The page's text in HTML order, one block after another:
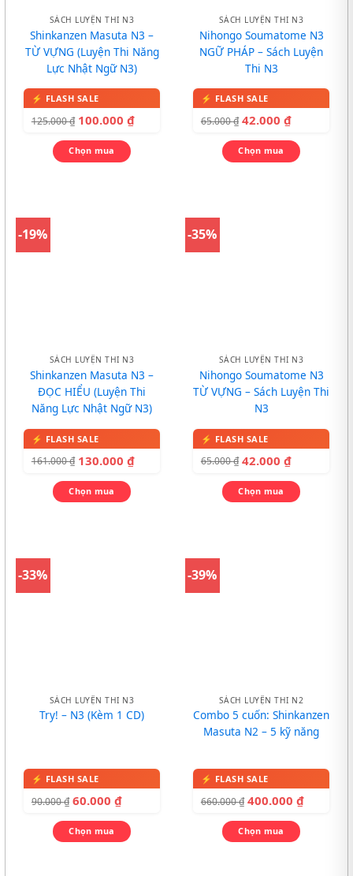
SÁCH LUYỆN THI N3
Shinkanzen Masuta N3 –
TỪ VỰNG (Luyện Thi Năng
Lực Nhật Ngữ N3)
125.000₫ 100.000 ₫
Chọn mua
SÁCH LUYỆN THI N3
Nihongo Soumatome N3
NGỮ PHÁP – Sách Luyện
Thi N3
65.000₫ 42.000 ₫
Chọn mua
-19%
SÁCH LUYỆN THI N3
Shinkanzen Masuta N3 –
ĐỌC HIỂU (Luyện Thi
Năng Lực Nhật Ngữ N3)
161.000₫ 130.000 ₫
Chọn mua
-35%
SÁCH LUYỆN THI N3
Nihongo Soumatome N3
TỪ VỰNG – Sách Luyện Thi
N3
65.000₫ 42.000 ₫
Chọn mua
-33%
SÁCH LUYỆN THI N3
Try! – N3 (Kèm 1 CD)
90.000₫ 60.000 ₫
Chọn mua
-39%
SÁCH LUYỆN THI N2
Combo 5 cuốn: Shinkanzen
Masuta N2 – 5 kỹ năng
660.000₫ 400.000 ₫
Chọn mua